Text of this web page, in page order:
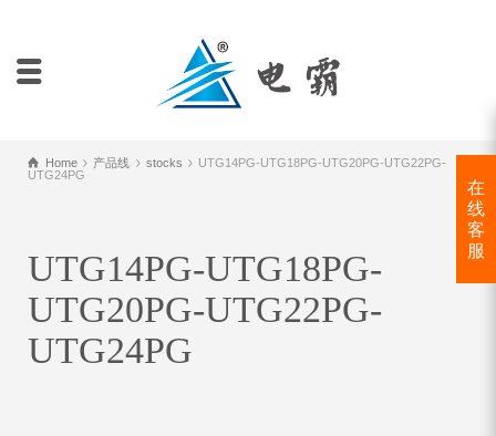
Home 产品线 stocks
UTG14PG-UTG18PG-UTG20PG-UTG22PG-
UTG24PG
UTG14PG-UTG18PG-
UTG20PG-UTG22PG-
UTG24PG
在
线
客
服